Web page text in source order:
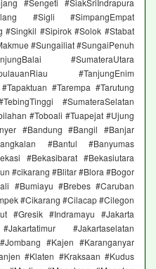
#Sigli #SimpangEmpat
#Singkil #Sipirok #Solok #Stabat
#Sungailiat #SungaiPenuh
#SumateraUtara
#TanjungEnim
#Tarempa #Tarutung
#SumateraSelatan
#Toboali #Tuapejat #Ujung
#Bandung #Bangil #Banjar
#Bantul #Banyumas
#Bekasibarat #Bekasiutara
#cikarang #Blitar #Blora #Bogor
#Bumiayu #Brebes #Caruban
#Cikarang #Cilacap #Cilegon
#Gresik #Indramayu #Jakarta
#Jakartaselatan
#Kajen #Karanganyar
#Klaten #Kraksaan #Kudus